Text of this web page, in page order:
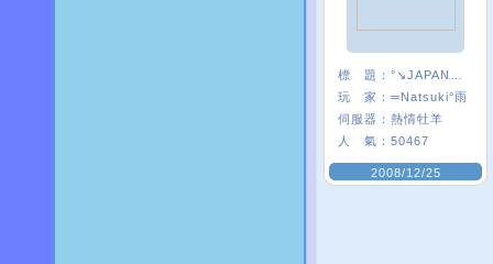
標 題：
玩 家： ═Natsuki°雨
伺服器： 熱情牡羊
人 氣： 50467
2008/12/25